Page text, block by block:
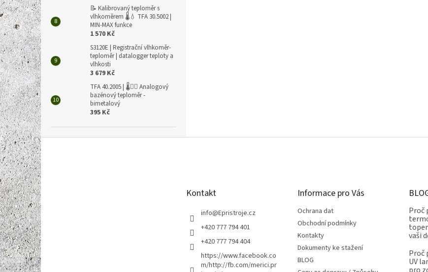
📝 Kalibrovaný teploměr s
vlhkoměrem 🌡️💧 TFA 30.5002 |
MIN-MAX funkce
1 570 Kč
S3120E | Registrační vlhkoměr-
teploměr | datalogger teploty a
vlhkosti
3 679 Kč
TFA 40.2005 | 🌡️🏊‍♀️ Analogový
bazénový teploměr -
bimetalový
395 Kč
Z
á
p
a
t
í Kontakt
info@Epristroje.cz
+420 777 794 401
+420 777 794 404
https://www.facebook.co
m/http://fb.com/merici.pr
Informace pro Vás
Ochrana dat
Obchodní podmínky
Kontakty
Dokumenty ke stažení
BLOG
Proč
vaši
Proč
UV